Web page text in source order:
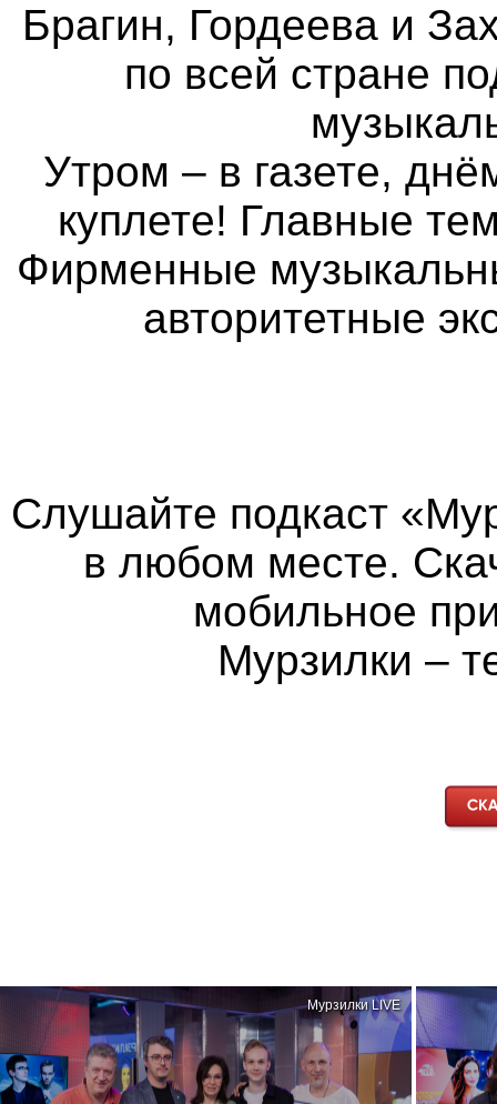
Брагин, Гордеева и
по всей стране
Утром – в газете,
куплете! Главные
Фирменные
авторитетные
Слушайте подкаст
в любом месте.
мобильное
Мурзилки –
Мурзилки LIVE